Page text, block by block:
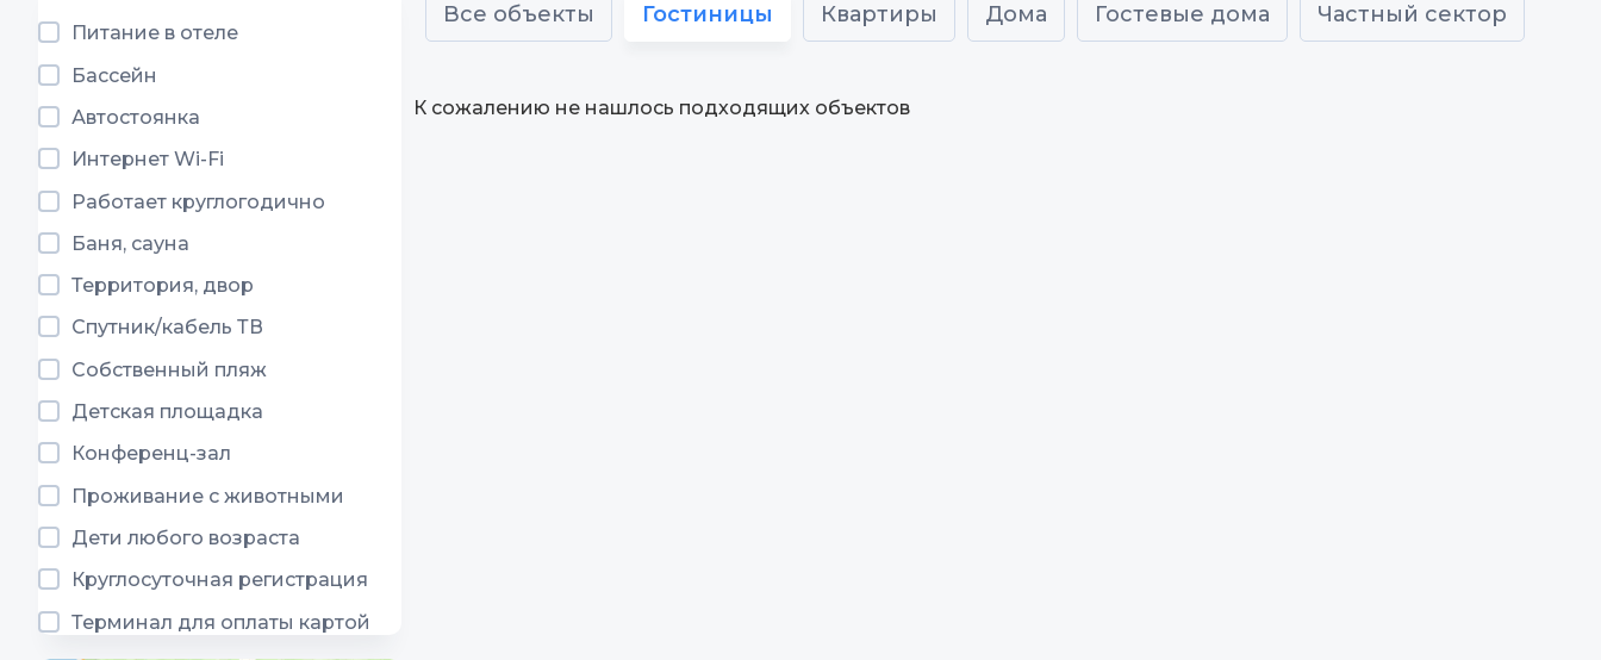
Питание в отеле
Бассейн
Автостоянка
Интернет Wi-Fi
Работает круглогодично
Баня, сауна
Территория, двор
Спутник/кабель ТВ
Собственный пляж
Детская площадка
Конференц-зал
Проживание с животными
Дети любого возраста
Круглосуточная регистрация
Терминал для оплаты картой
Все объекты Гостиницы Квартиры Дома Гостевые дома Частный сектор
К сожалению не нашлось подходящих объектов